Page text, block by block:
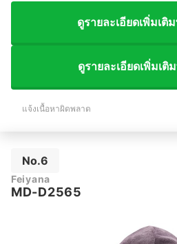
ดูรายละเอียดเพิ่มเติ
ดูรายละเอียดเพิ่มเติ
แจ้งเนื้อหาผิดพลาด
No.6
Feiyana
MD-D2565